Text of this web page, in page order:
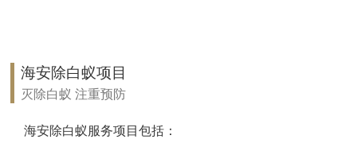
镇江白蚁防治
丹阳白蚁防治
海安除白蚁项目
灭除白蚁 注重预防
海安除白蚁服务项目包括：